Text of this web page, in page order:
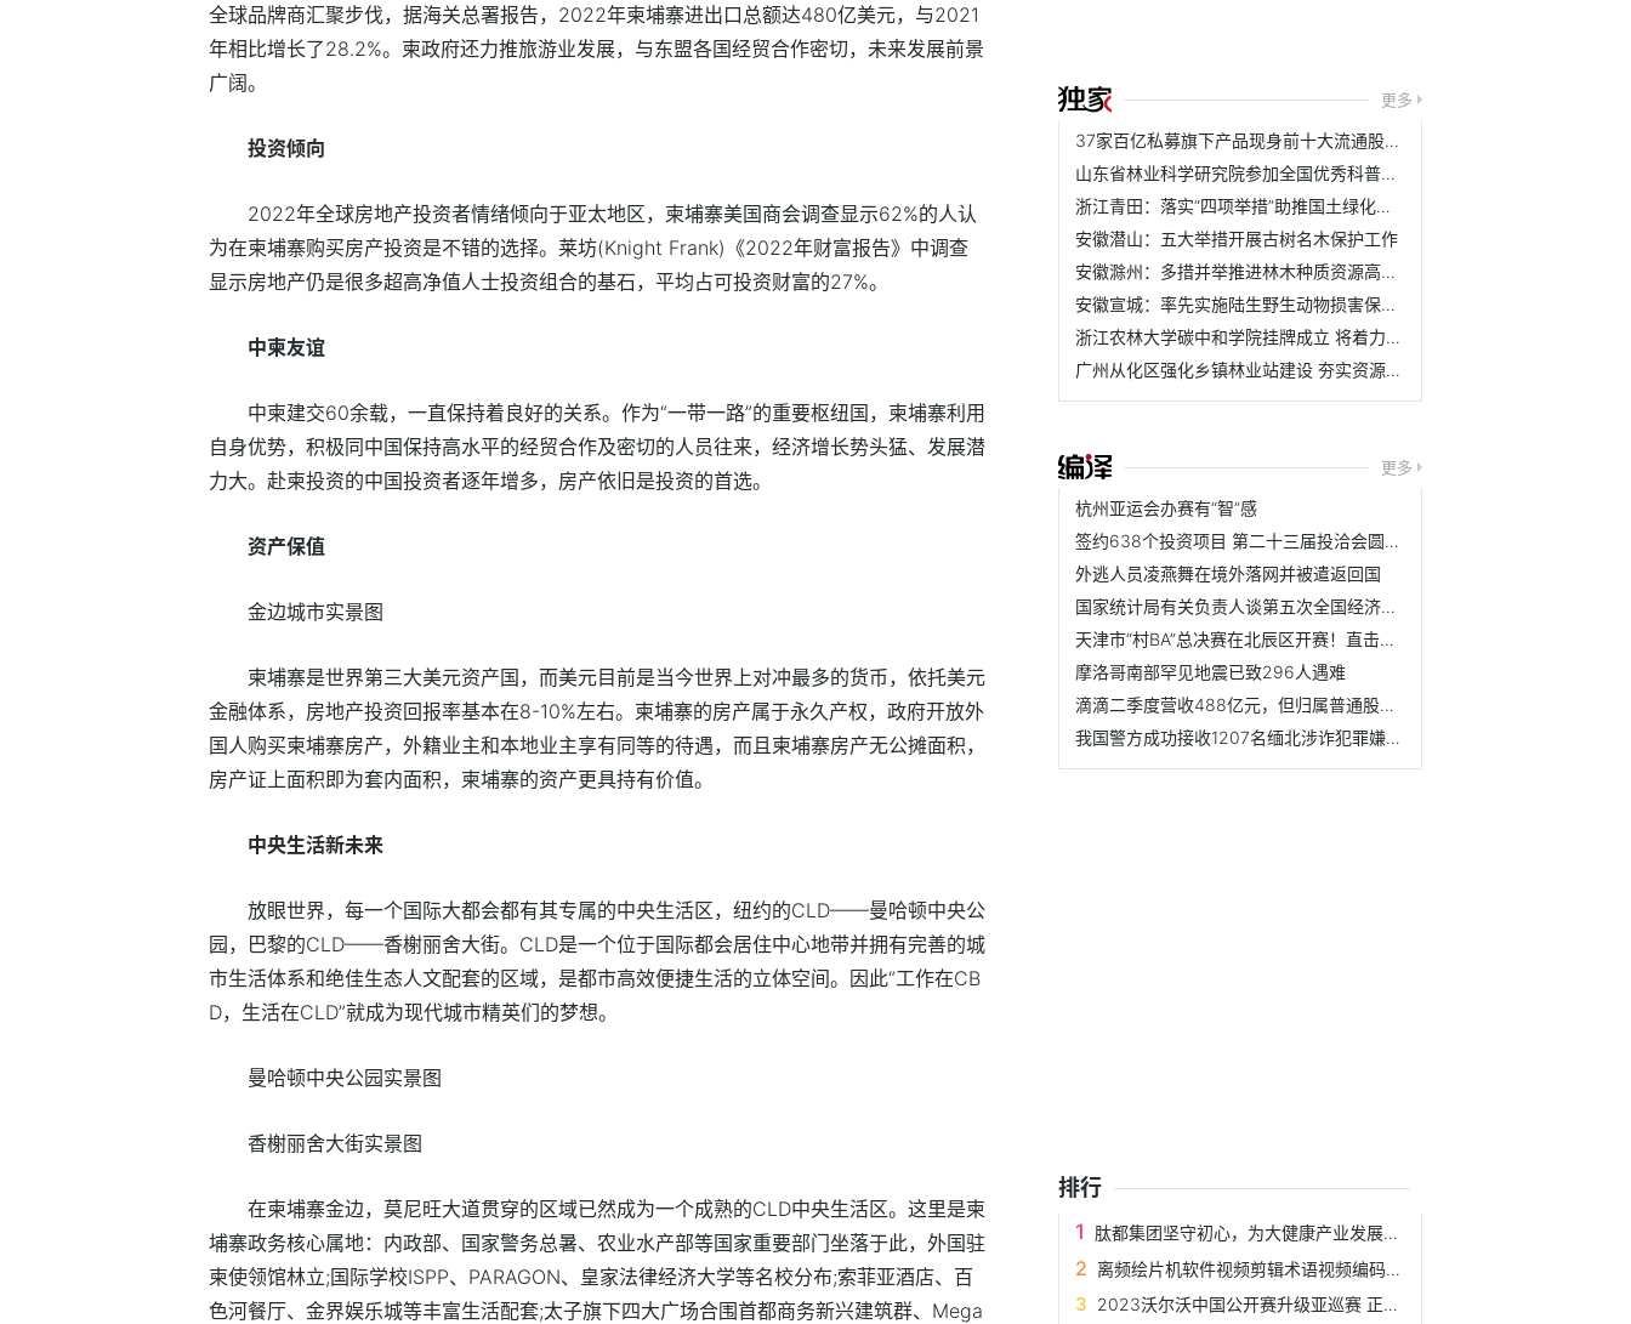
全球品牌商汇聚步伐，据海关总署报告，2022年柬埔寨进出口总额达480亿美元，与2021
年相比增长了28.2%。柬政府还力推旅游业发展，与东盟各国经贸合作密切，未来发展前景
广阔。
投资倾向
2022年全球房地产投资者情绪倾向于亚太地区，柬埔寨美国商会调查显示62%的人认
为在柬埔寨购买房产投资是不错的选择。莱坊(Knight Frank)《2022年财富报告》中调查
显示房地产仍是很多超高净值人士投资组合的基石，平均占可投资财富的27%。
中柬友谊
中柬建交60余载，一直保持着良好的关系。作为“一带一路”的重要枢纽国，柬埔寨利用
自身优势，积极同中国保持高水平的经贸合作及密切的人员往来，经济增长势头猛、发展潜
力大。赴柬投资的中国投资者逐年增多，房产依旧是投资的首选。
资产保值
金边城市实景图
柬埔寨是世界第三大美元资产国，而美元目前是当今世界上对冲最多的货币，依托美元
金融体系，房地产投资回报率基本在8-10%左右。柬埔寨的房产属于永久产权，政府开放外
国人购买柬埔寨房产，外籍业主和本地业主享有同等的待遇，而且柬埔寨房产无公摊面积，
房产证上面积即为套内面积，柬埔寨的资产更具持有价值。
中央生活新未来
放眼世界，每一个国际大都会都有其专属的中央生活区，纽约的CLD——曼哈顿中央公
园，巴黎的CLD——香榭丽舍大街。CLD是一个位于国际都会居住中心地带并拥有完善的城
市生活体系和绝佳生态人文配套的区域，是都市高效便捷生活的立体空间。因此“工作在CB
D，生活在CLD”就成为现代城市精英们的梦想。
曼哈顿中央公园实景图
香榭丽舍大街实景图
在柬埔寨金边，莫尼旺大道贯穿的区域已然成为一个成熟的CLD中央生活区。这里是柬
埔寨政务核心属地：内政部、国家警务总暑、农业水产部等国家重要部门坐落于此，外国驻
柬使领馆林立;国际学校ISPP、PARAGON、皇家法律经济大学等名校分布;索菲亚酒店、百
色河餐厅、金界娱乐城等丰富生活配套;太子旗下四大广场合围首都商务新兴建筑群、Mega
更多
37家百亿私募旗下产品现身前十大流通股名单
山东省林业科学研究院参加全国优秀科普作品评选活动
浙江青田：落实“四项举措”助推国土绿化取得新成效
安徽潜山：五大举措开展古树名木保护工作
安徽滁州：多措并举推进林木种质资源高质量发展
安徽宣城：率先实施陆生野生动物损害保险理赔机制
浙江农林大学碳中和学院挂牌成立 将着力培养具有碳中和与农...
广州从化区强化乡镇林业站建设 夯实资源管护基层基础
更多
杭州亚运会办赛有“智”感
签约638个投资项目 第二十三届投洽会圆满落幕
外逃人员凌燕舞在境外落网并被遣返回国
国家统计局有关负责人谈第五次全国经济普查进展
天津市“村BA”总决赛在北辰区开赛！直击揭幕战！
摩洛哥南部罕见地震已致296人遇难
滴滴二季度营收488亿元，但归属普通股东净亏
我国警方成功接收1207名缅北涉诈犯罪嫌疑人
排行
肽都集团坚守初心，为大健康产业发展贡献自己的力量
离频绘片机软件视频剪辑术语视频编码与码率
2023沃尔沃中国公开赛升级亚巡赛 正中集团隐秀高尔夫俱乐部...